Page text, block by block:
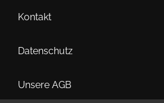
Kontakt
Datenschutz
Unsere AGB